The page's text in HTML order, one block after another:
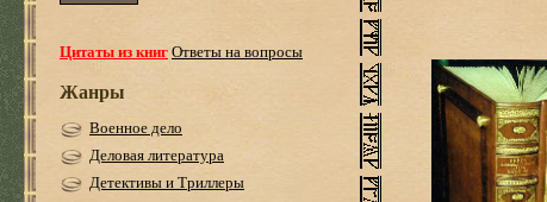
Цитаты из книгОтветы на вопросы
Жанры
Военное дело
Деловая литература
Детективы и Триллеры